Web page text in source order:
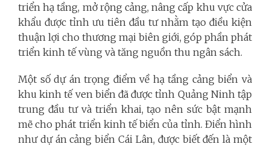
triển hạ tầng, mở rộng cảng, nâng cấp khu vực cửa
khẩu được tỉnh ưu tiên đầu tư nhằm tạo điều kiện
thuận lợi cho thương mại biên giới, góp phần phát
triển kinh tế vùng và tăng nguồn thu ngân sách.
Một số dự án trọng điểm về hạ tầng cảng biển và
khu kinh tế ven biển đã được tỉnh Quảng Ninh tập
trung đầu tư và triển khai, tạo nên sức bật mạnh
mẽ cho phát triển kinh tế biển của tỉnh. Điển hình
như dự án cảng biển Cái Lân, được biết đến là một